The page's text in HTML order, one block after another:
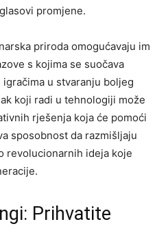
promjene.
priroda omogućavaju im
s kojima se suočava
u stvaranju boljeg
koji radi u tehnologiji može
rješenja koja će pomoći
sposobnost da razmišljaju
revolucionarnih ideja koje
Prihvatite